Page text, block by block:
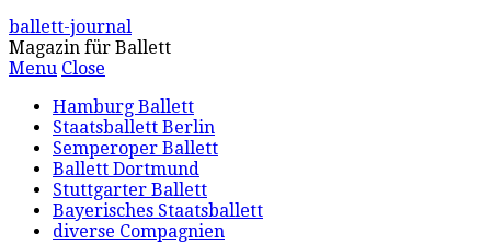
ballett-journal
Magazin für Ballett
Menu Close
Hamburg Ballett
Staatsballett Berlin
Semperoper Ballett
Ballett Dortmund
Stuttgarter Ballett
Bayerisches Staatsballett
diverse Compagnien